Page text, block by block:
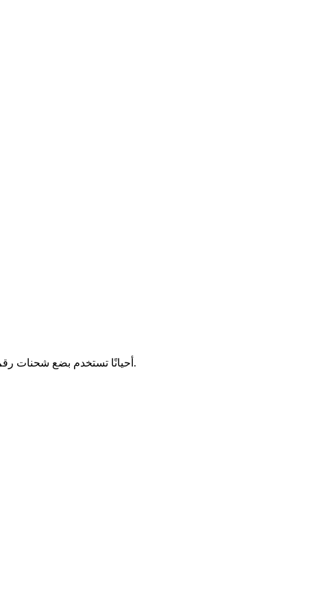
أحيانًا تستخدم بضع شحنات رقم التتبع نفسه. وإذا كان الأمر كذلك، فإننا نعرض أول عشر نتائج. تُرجى محاولة استخدام معرّف القطعة/رقم الحاوية إن توفرا.